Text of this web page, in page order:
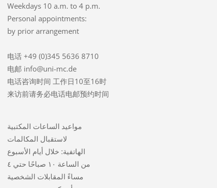
Weekdays 10 a.m. to 4 p.m.
Personal appointments:
by prior arrangement
电话 +49 (0)345 5636 8710
电邮 info@uni-mc.de
电话咨询时间 工作日10至16时
来访前请务必电话电邮预约时间
مواعيد الساعات المكتبية
لاستقبال المكالمات
الهاتفية: خلال أيام الأسبوع
من الساعة ١٠ صباحًا حتي ٤
مساءً المقابلات الشخصية